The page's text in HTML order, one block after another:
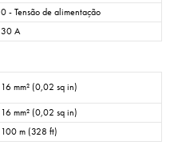
0 - Tensão de alimentação
30 A
16 mm² (0,02 sq in)
16 mm² (0,02 sq in)
100 m (328 ft)